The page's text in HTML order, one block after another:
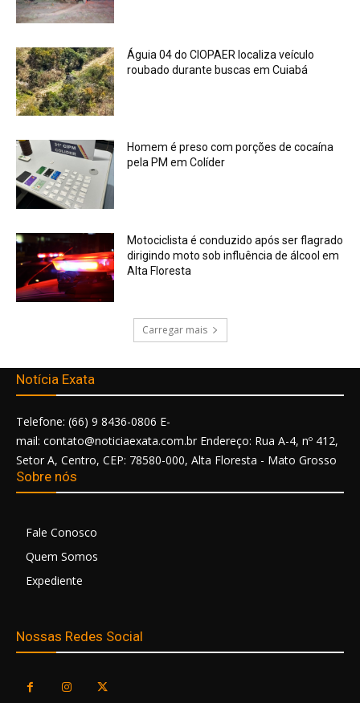
Águia 04 do CIOPAER localiza veículo
roubado durante buscas em Cuiabá
Homem é preso com porções de cocaína
pela PM em Colíder
Motociclista é conduzido após ser flagrado
dirigindo moto sob influência de álcool em
Alta Floresta
Carregar mais
Notícia Exata
Telefone: (66) 9 8436-0806 E-
mail: contato@noticiaexata.com.br Endereço: Rua A-4, nº 412,
Setor A, Centro, CEP: 78580-000, Alta Floresta - Mato Grosso
Sobre nós
Fale Conosco
Quem Somos
Expediente
Nossas Redes Social